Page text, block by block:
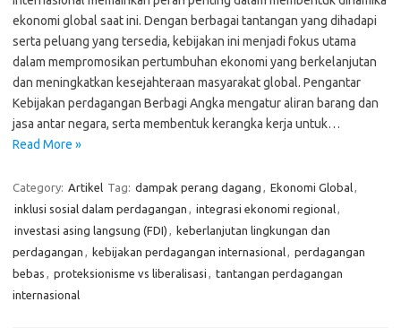
ekonomi global saat ini. Dengan berbagai tantangan yang dihadapi
serta peluang yang tersedia, kebijakan ini menjadi fokus utama
dalam mempromosikan pertumbuhan ekonomi yang berkelanjutan
dan meningkatkan kesejahteraan masyarakat global. Pengantar
Kebijakan perdagangan Berbagi Angka mengatur aliran barang dan
jasa antar negara, serta membentuk kerangka kerja untuk…
Read More »
Category: Artikel Tag: dampak perang dagang , Ekonomi Global,
inklusi sosial dalam perdagangan , integrasi ekonomi regional,
investasi asing langsung (FDI) , keberlanjutan lingkungan dan
perdagangan , kebijakan perdagangan internasional, perdagangan
bebas , proteksionisme vs liberalisasi , tantangan perdagangan
internasional